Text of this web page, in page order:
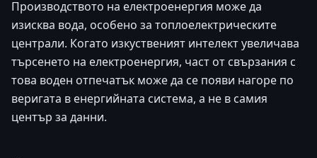
Производството на електроенергия може да
изисква вода, особено за топлоелектрическите
централи. Когато изкуственият интелект увеличава
търсенето на електроенергия, част от свързания с
това воден отпечатък може да се появи нагоре по
веригата в енергийната система, а не в самия
център за данни.